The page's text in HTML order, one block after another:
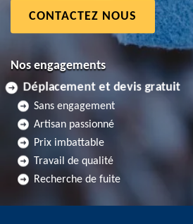
CONTACTEZ NOUS
Nos engagements
Déplacement et devis gratuit
Sans engagement
Artisan passionné
Prix imbattable
Travail de qualité
Recherche de fuite